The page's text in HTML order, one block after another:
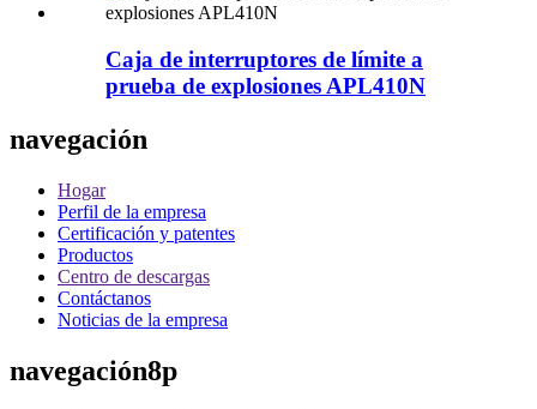
Caja de interruptores de límite a
prueba de explosiones APL410N
navegación
Hogar
Perfil de la empresa
Certificación y patentes
Productos
Centro de descargas
Contáctanos
Noticias de la empresa
navegación8p